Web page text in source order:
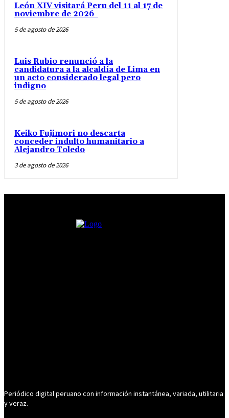
León XIV visitará Peru del 11 al 17 de
noviembre de 2026
5 de agosto de 2026
Luis Rubio renunció a la
candidatura a la alcaldía de Lima en
un acto considerado legal pero
indigno
5 de agosto de 2026
Keiko Fujimori no descarta
conceder indulto humanitario a
Alejandro Toledo
3 de agosto de 2026
Periódico digital peruano con información instantánea, variada, utilitaria
y veraz.